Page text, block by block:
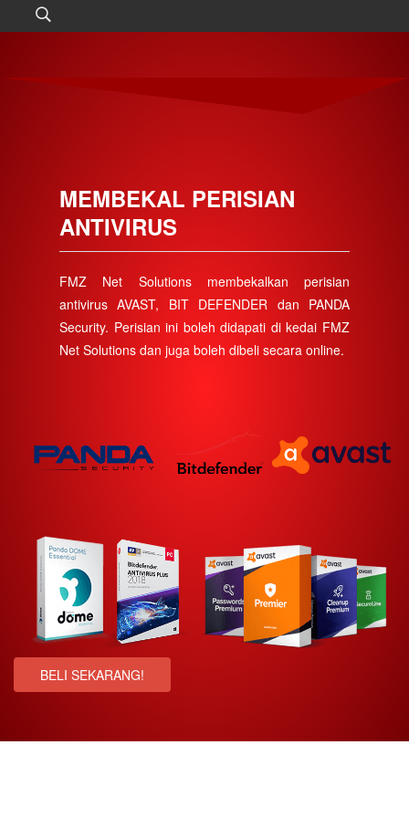
MEMBEKAL PERISIAN
ANTIVIRUS
FMZ Net Solutions membekalkan perisian
antivirus AVAST, BIT DEFENDER dan PANDA
Security. Perisian ini boleh didapati di kedai FMZ
Net Solutions dan juga boleh dibeli secara online.
BELI SEKARANG!